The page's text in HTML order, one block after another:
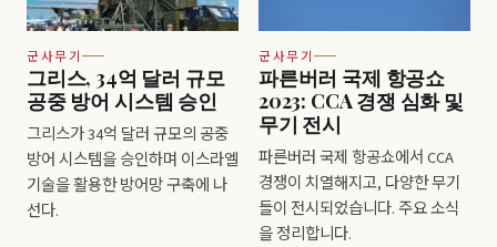
군사무기
그리스, 34억 달러 규모
공중 방어 시스템 승인
그리스가 34억 달러 규모의 공중
방어 시스템을 승인하며 이스라엘
기술을 활용한 방어망 구축에 나
선다.
군사무기
파른버러 국제 항공쇼
2023: CCA 경쟁 심화 및
무기 전시
파른버러 국제 항공쇼에서 CCA
경쟁이 치열해지고, 다양한 무기
들이 전시되었습니다. 주요 소식
을 정리합니다.